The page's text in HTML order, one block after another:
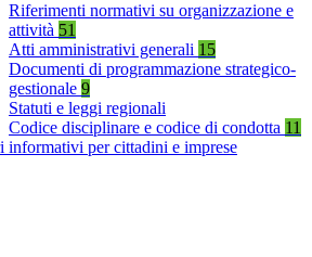
Riferimenti normativi su organizzazione e
attività 51
Atti amministrativi generali 15
Documenti di programmazione strategico-
gestionale 9
Statuti e leggi regionali
Codice disciplinare e codice di condotta 11
informativi per cittadini e imprese